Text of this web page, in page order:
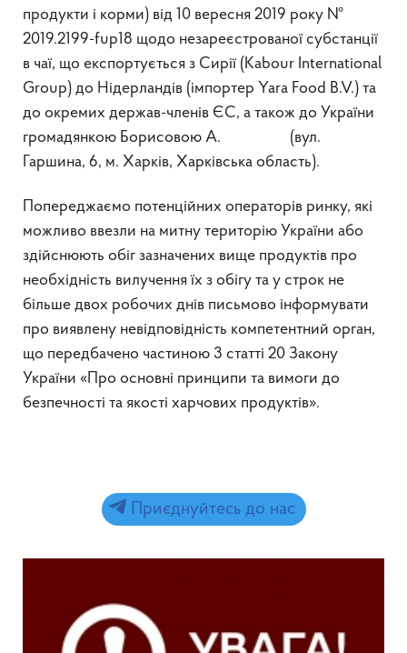
продукти і корми) від 10 вересня 2019 року №
2019.2199-fup18 щодо незареєстрованої субстанції
в чаї, що експортується з Сирії (Kabour International
Group) до Нідерландів (імпортер Yara Food B.V.) та
до окремих держав-членів ЄС, а також до України
громадянкою Борисовою А. (вул.
Гаршина, 6, м. Харків, Харківська область).
Попереджаємо потенційних операторів ринку, які
можливо ввезли на митну територію України або
здійснюють обіг зазначених вище продуктів про
необхідність вилучення їх з обігу та у строк не
більше двох робочих днів письмово інформувати
про виявлену невідповідність компетентний орган,
що передбачено частиною 3 статті 20 Закону
України «Про основні принципи та вимоги до
безпечності та якості харчових продуктів».
Приєднуйтесь до нас